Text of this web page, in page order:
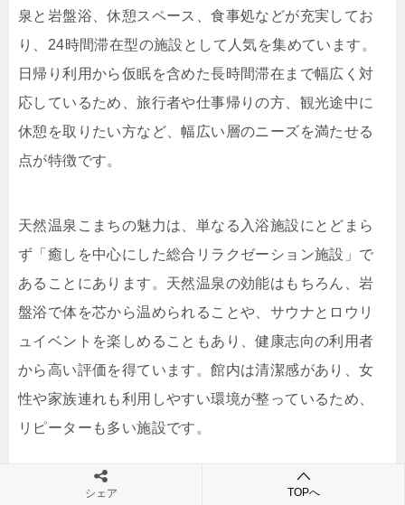
泉と岩盤浴、休憩スペース、食事処などが充実してお
り、24時間滞在型の施設として人気を集めています。
日帰り利用から仮眠を含めた長時間滞在まで幅広く対
応しているため、旅行者や仕事帰りの方、観光途中に
休憩を取りたい方など、幅広い層のニーズを満たせる
点が特徴です。
天然温泉こまちの魅力は、単なる入浴施設にとどまら
ず「癒しを中心にした総合リラクゼーション施設」で
あることにあります。天然温泉の効能はもちろん、岩
盤浴で体を芯から温められることや、サウナとロウリ
ュイベントを楽しめることもあり、健康志向の利用者
から高い評価を得ています。館内は清潔感があり、女
性や家族連れも利用しやすい環境が整っているため、
リピーターも多い施設です。
以下に天然温泉こまちの具体的な料金やスペックをま
シェア TOPへ